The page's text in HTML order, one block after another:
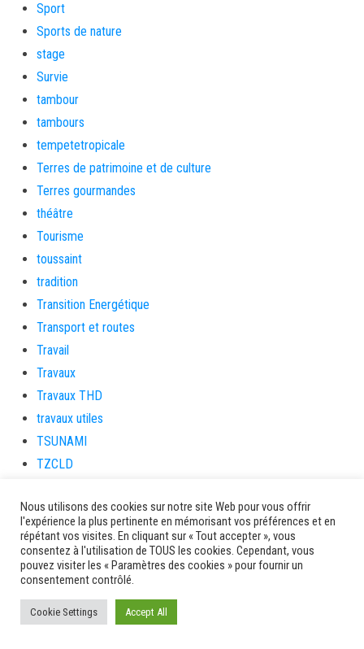
Sport
Sports de nature
stage
Survie
tambour
tambours
tempetetropicale
Terres de patrimoine et de culture
Terres gourmandes
théâtre
Tourisme
toussaint
tradition
Transition Energétique
Transport et routes
Travail
Travaux
Travaux THD
travaux utiles
TSUNAMI
TZCLD
Venir en Martinique
Video
vidététladjéko
Vie Municipale
Viechere
vigilanceROUGE
Nous utilisons des cookies sur notre site Web pour vous offrir
l'expérience la plus pertinente en mémorisant vos préférences et en
répétant vos visites. En cliquant sur « Tout accepter », vous
consentez à l'utilisation de TOUS les cookies. Cependant, vous
pouvez visiter les « Paramètres des cookies » pour fournir un
consentement contrôlé.
Cookie Settings Accept All